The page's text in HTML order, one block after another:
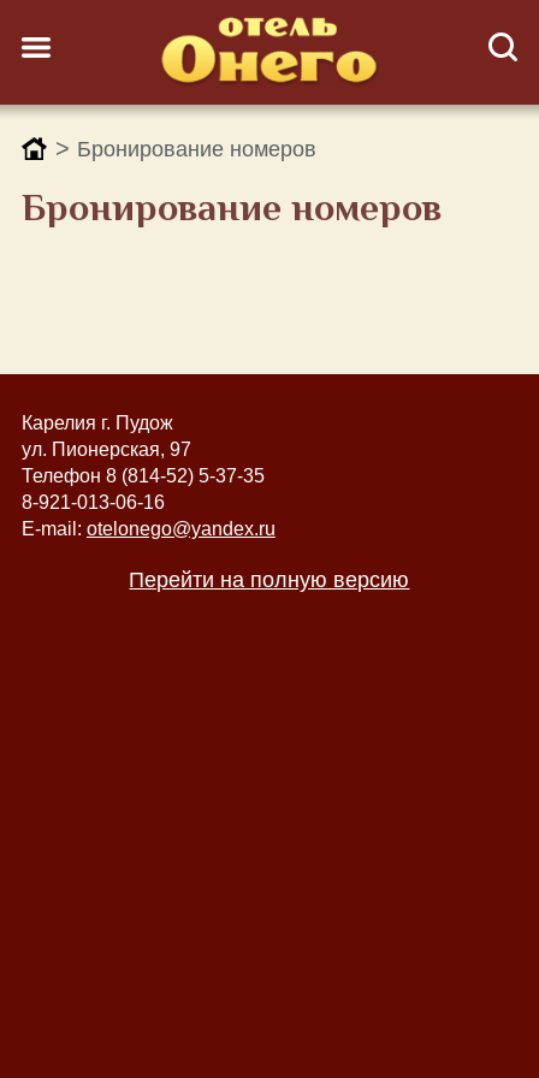
> Бронирование номеров
Бронирование номеров
Карелия г. Пудож
ул. Пионерская, 97
Телефон 8 (814-52)5-37-35
8-921-013-06-16
E-mail: otelonego@yandex.ru
Перейти на полную версию